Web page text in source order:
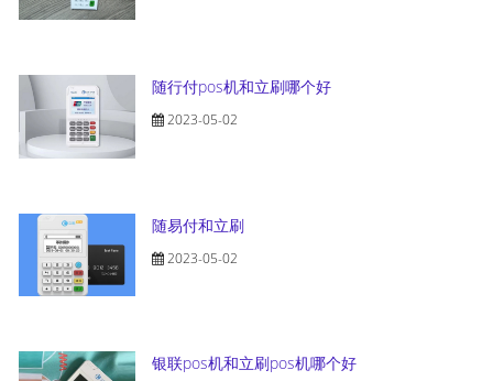
随行付pos机和立刷哪个好
2023-05-02
随易付和立刷
2023-05-02
银联pos机和立刷pos机哪个好